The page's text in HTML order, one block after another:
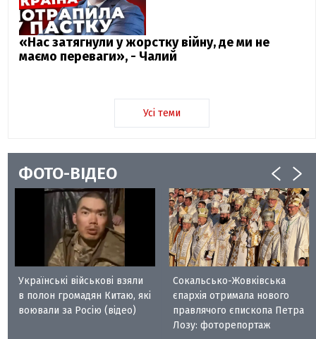
«Нас затягнули у жорстку війну, де ми не
маємо переваги», - Чалий
Усі теми
ФОТО-ВІДЕО
Українські військові взяли
в полон громадян Китаю, які
воювали за Росію (відео)
Сокальсько-Жовківська
єпархія отримала нового
правлячого єпископа Петра
Лозу: фоторепортаж